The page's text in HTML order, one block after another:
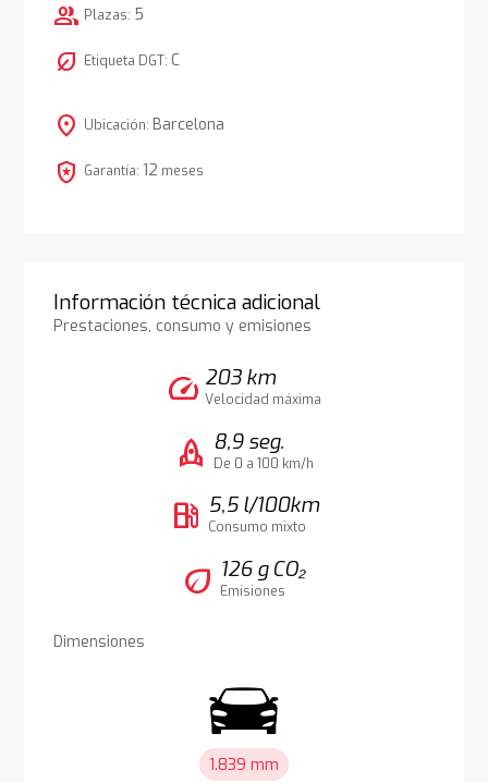
group Plazas: 5
nest_eco_leaf Etiqueta DGT: C
location_on Ubicación: Barcelona
local_police Garantía: 12 meses
Información técnica adicional
Prestaciones, consumo y emisiones
speed 203 km
Velocidad máxima
rocket 8,9 seg.
De 0 a 100 km/h
local_gas_station 5,5 l/100km
Consumo mixto
eco 126 g CO₂
Emisiones
Dimensiones
1.839 mm